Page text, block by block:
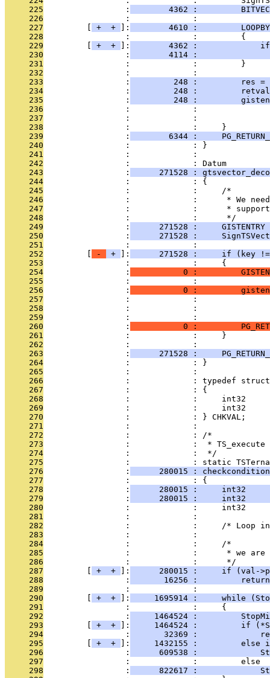
     225
                 :
4362 :
     226
                 :             :
     227
+ + ]:
4610 :
     228
                 :             :         {
     229
+ + ]:
4362 :
     230
                 :
4114 :
     231
                 :             :         }
     232
                 :             :
     233
                 :
248 :         res =
     234
                 :
248 :
     235
                 :
248 :
     236
:             :
     237
:             :
     238
                 :             :     }
     239
                 :
6344 :
     240
                 :             : }
     241
                 :             :
     242
                 :             : Datum
     243
                 :
271528 :
     244
                 :             : {
     245
                 :             :     /*
     246
:             :      * We
     247
:             :      *
     248
                 :             :      */
     249
                 :
271528 :     GISTENTRY
     250
                 :
271528 :
     251
                 :             :
     252
- + ]:
271528 :     if (key
     253
                 :             :     {
     254
                 :
0 :
     255
                 :             :
     256
                 :
0 :
     257
:             :
     258
:             :
     259
                 :             :
     260
                 :
0 :
     261
                 :             :     }
     262
                 :             :
     263
                 :
271528 :
     264
                 :             : }
     265
                 :             :
     266
                 :             : typedef struct
     267
                 :             : {
     268
:             :     int32
     269
:             :     int32
     270
                 :             : } CHKVAL;
     271
                 :             :
     272
                 :             : /*
     273
:             :  *
     274
                 :             :  */
     275
:             : static
     276
                 :
280015 :
     277
                 :             : {
     278
                 :
280015 :     int32
     279
                 :
280015 :     int32
     280
:             :     int32
     281
                 :             :
     282
:             :     /* Loop
     283
                 :             :
     284
                 :             :     /*
     285
:             :      * we
     286
                 :             :      */
     287
+ + ]:
280015 :     if (val-
     288
                 :
16256 :
     289
                 :             :
     290
+ + ]:
1695914 :     while
     291
                 :             :     {
     292
                 :
1464524 :
     293
+ + ]:
1464524 :         if
     294
                 :
32369 :
     295
+ + ]:
1432155 :         else
     296
                 :
609538 :
     297
                 :             :         else
     298
                 :
822617 :